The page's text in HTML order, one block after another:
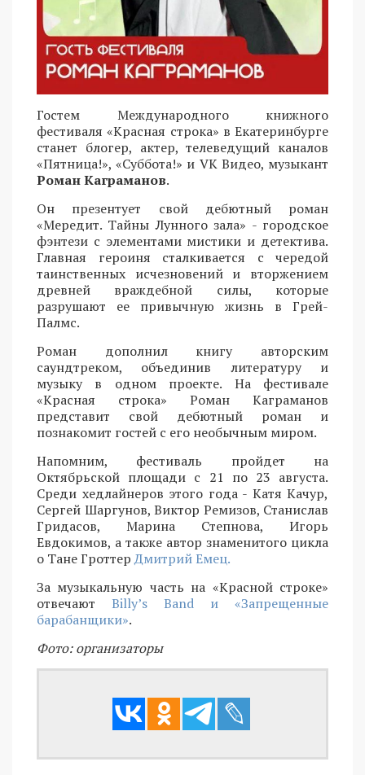
Гостем Международного книжного
фестиваля «Красная строка» в Екатеринбурге
станет блогер, актер, телеведущий каналов
«Пятница!», «Суббота!» и VK Видео, музыкант
Роман Каграманов.
Он презентует свой дебютный роман
«Мередит. Тайны Лунного зала» - городское
фэнтези с элементами мистики и детектива.
Главная героиня сталкивается с чередой
таинственных исчезновений и вторжением
древней враждебной силы, которые
разрушают ее привычную жизнь в Грей-
Палмс.
Роман дополнил книгу авторским
саундтреком, объединив литературу и
музыку в одном проекте. На фестивале
«Красная строка» Роман Каграманов
представит свой дебютный роман и
познакомит гостей с его необычным миром.
Напомним, фестиваль пройдет на
Октябрьской площади с 21 по 23 августа.
Среди хедлайнеров этого года - Катя Качур,
Сергей Шаргунов, Виктор Ремизов, Станислав
Гридасов, Марина Степнова, Игорь
Евдокимов, а также автор знаменитого цикла
о Тане ГроттерДмитрий Емец.
За музыкальную часть на «Красной строке»
отвечают Billy’s Band и «Запрещенные
барабанщики».
Фото: организаторы